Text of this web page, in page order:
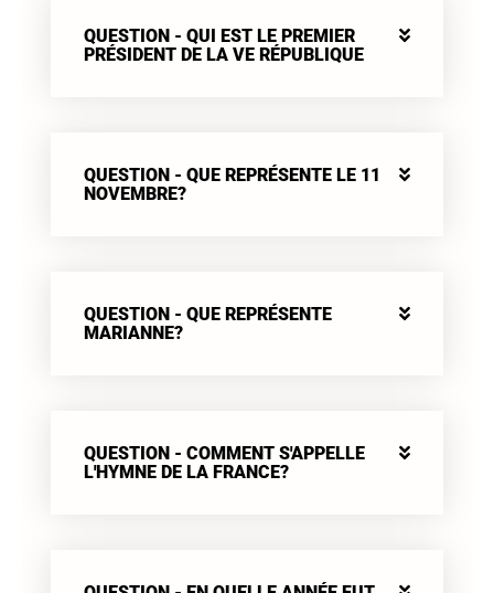
QUESTION - QUI EST LE PREMIER
PRÉSIDENT DE LA VE RÉPUBLIQUE
QUESTION - QUE REPRÉSENTE LE 11
NOVEMBRE?
QUESTION - QUE REPRÉSENTE
MARIANNE?
QUESTION - COMMENT S'APPELLE
L'HYMNE DE LA FRANCE?